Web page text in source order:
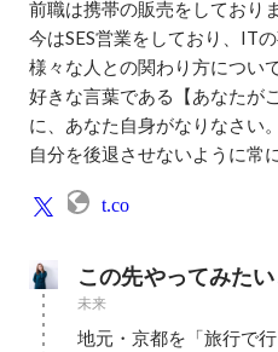
前職は携帯の販売をしており
今はSES営業をしており、IT
様々な人との関わり方につい
好きな言葉である【あなたが
に、あなた自身がなりなさい
自分を後退させないように常
t.co
この先やってみた
未来
地元・京都を「旅行で